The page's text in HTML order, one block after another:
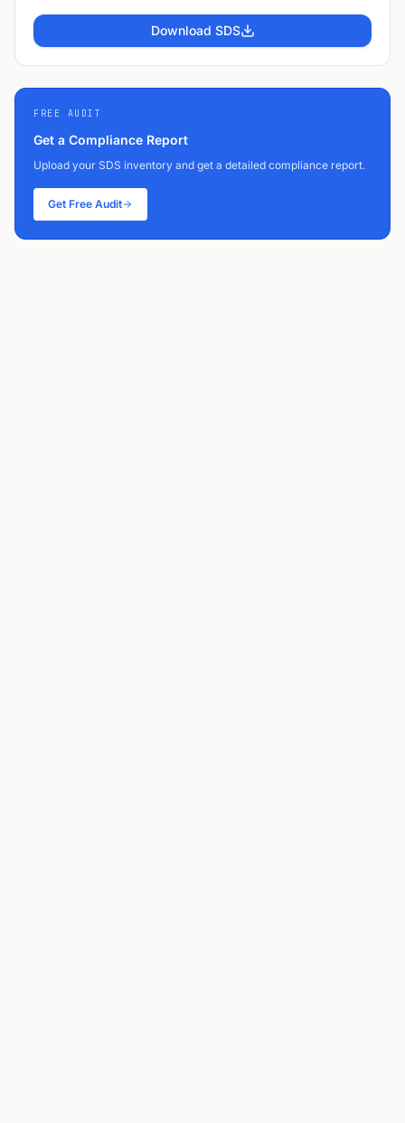
Download SDS
FREE AUDIT
Get a Compliance Report
Upload your SDS inventory and get a detailed compliance report.
Get Free Audit